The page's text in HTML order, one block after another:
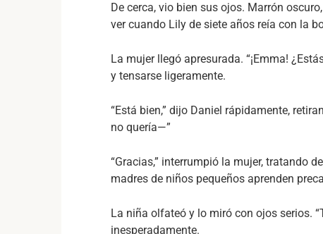
De cerca, vio bien sus ojos. Marrón
ver cuando Lily de siete años reía con la
La mujer llegó apresurada. “¡Emma!
y tensarse ligeramente.
“Está bien,” dijo Daniel rápidamente,
no quería—”
“Gracias,” interrumpió la mujer, tratando
madres de niños pequeños aprenden
La niña olfateó y lo miró con ojos serios.
inesperadamente.